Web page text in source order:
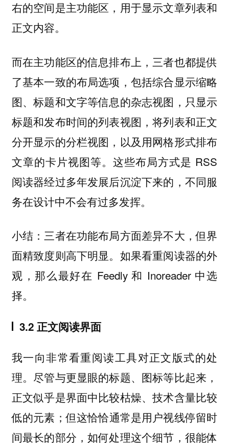
右的空间是主功能区，用于显示文章列表和
正文内容。
而在主功能区的信息排布上，三者也都提供
了基本一致的布局选项，包括综合显示缩略
图、标题和文字等信息的杂志视图，只显示
标题和发布时间的列表视图，将列表和正文
分开显示的分栏视图，以及用网格形式排布
文章的卡片视图等。这些布局方式是 RSS
阅读器经过多年发展后沉淀下来的，不同服
务在设计中不会有过多发挥。
小结：三者在功能布局方面差异不大，但界
面精致度则高下明显。如果看重阅读器的外
观，那么最好在 Feedly 和 Inoreader 中选
择。
3.2 正文阅读界面
我一向非常看重阅读工具对正文版式的处
理。尽管与更显眼的标题、图标等比起来，
正文似乎是界面中比较枯燥、技术含量比较
低的元素；但这恰恰通常是用户视线停留时
间最长的部分，如何处理这个细节，很能体